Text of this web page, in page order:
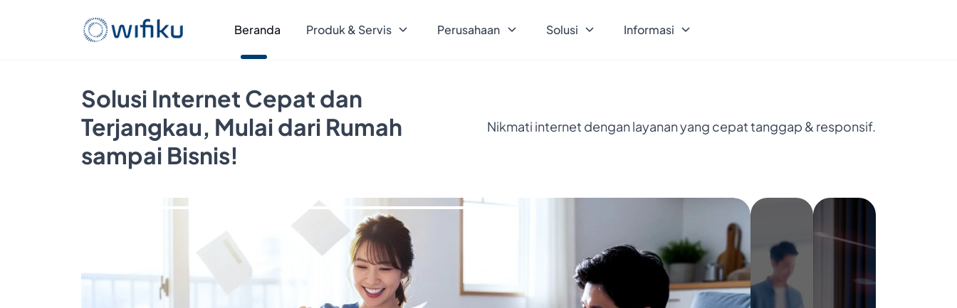
Beranda Produk & Servis Perusahaan Solusi Informasi
Solusi Internet Cepat dan
Terjangkau, Mulai dari Rumah
sampai Bisnis!
Nikmati internet dengan layanan yang cepat tanggap & responsif.